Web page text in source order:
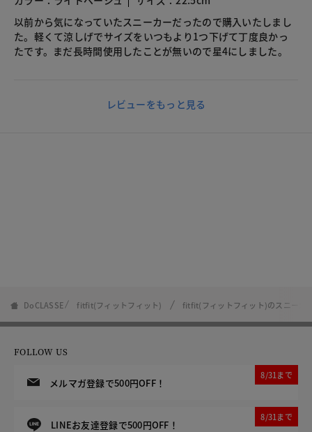
以前から気になっていたスニーカーだったので購入いたしまし
た。軽くて涼しげでサイズをいつもより1つ下げて丁度良かっ
たです。まだ長時間使用したことが無いので星4にしました。
レビューをもっと見る
DoCLASSE fitfit(フィットフィット) fitfit(フィットフィット)のスニーカ
FOLLOW US
メルマガ登録で500円OFF！
8/31まで
LINEお友達登録で500円OFF！
8/31まで